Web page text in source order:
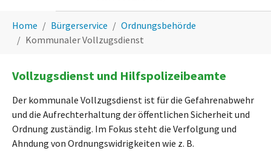
Home Bürgerservice
Ordnungsbehörde
Kommunaler Vollzugsdienst
Vollzugsdienst und Hilfspolizeibeamte
Der kommunale Vollzugsdienst ist für die Gefahrenabwehr
und die Aufrechterhaltung der öffentlichen Sicherheit und
Ordnung zuständig. Im Fokus steht die Verfolgung und
Ahndung von Ordnungswidrigkeiten wie z. B.